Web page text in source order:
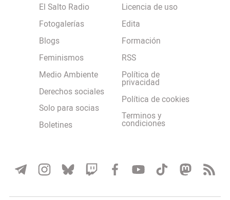
El Salto Radio
Fotogalerías
Blogs
Feminismos
Medio Ambiente
Derechos sociales
Solo para socias
Boletines
Licencia de uso
Edita
Formación
RSS
Política de
privacidad
Política de cookies
Terminos y
condiciones